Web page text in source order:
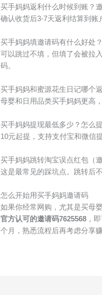
买手妈妈返利什么时候到账？
确认收货后3-7天返利结算到账
买手妈妈填邀请码有什么好处
可以跳过不填，但填了会被拉
码。
买手妈妈和蜜源花生日记哪个
母婴和日用品类买手妈妈更高
买手妈妈提现最低多少？怎么
10元起提，支持支付宝和微信
买手妈妈跳转淘宝误点红包（
这是最常见的踩坑点。跳转后
怎么开始用买手妈妈邀请码
如果你经常网购，尤其是买母
官方认可的邀请码7625568 ，
个月，熟悉流程后再考虑分享赚